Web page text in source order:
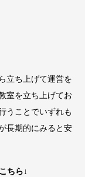
立ち上げて運営を
室を立ち上げてお
うことでいずれも
長期的にみると安
ちら↓